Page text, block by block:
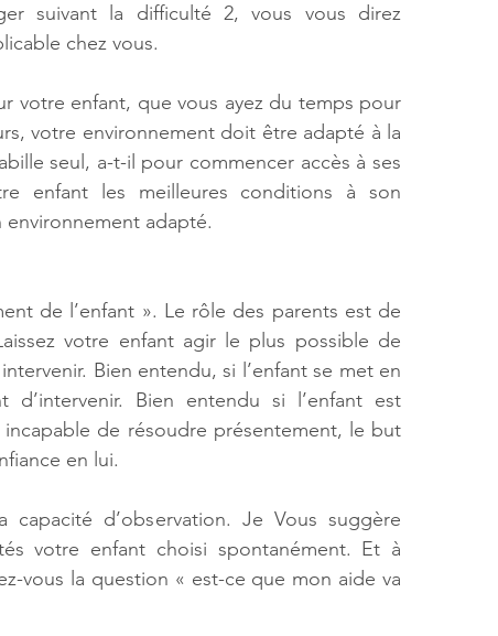
suivant la difficulté 2, vous vous direz
chez vous.
votre enfant, que vous ayez du temps pour
votre environnement doit être adapté à la
seul, a-t-il pour commencer accès à ses
enfant les meilleures conditions à son
adapté.
de l’enfant ». Le rôle des parents est de
votre enfant agir le plus possible de
Bien entendu, si l’enfant se met en
Bien entendu si l’enfant est
de résoudre présentement, le but
en lui.
d’observation. Je Vous suggère
votre enfant choisi spontanément. Et à
vous la question « est-ce que mon aide va